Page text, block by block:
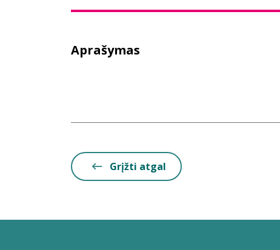
Aprašymas
Grįžti atgal